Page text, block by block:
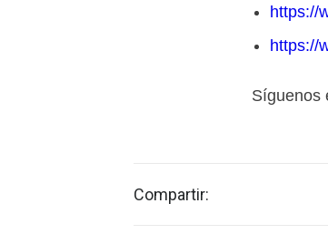
https://
https://
Síguenos
Compartir: